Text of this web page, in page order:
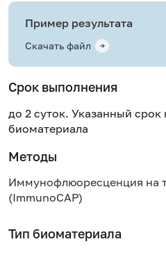
Пример результата
Скачать файл
Срок выполнения
до 2 суток. Указанный срок
биоматериала
Методы
Иммунофлюоресценция на
(ImmunoCAP)
Тип биоматериала